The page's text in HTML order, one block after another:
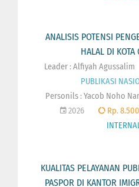
ANALISIS POTENSI
HALAL DI KOTA
Leader : Alfiyah Agussalim
PUBLIKASI
Personils :Yacob Noho
2026 Rp.
KUALITAS PELAYANAN
PASPOR DI KANTOR